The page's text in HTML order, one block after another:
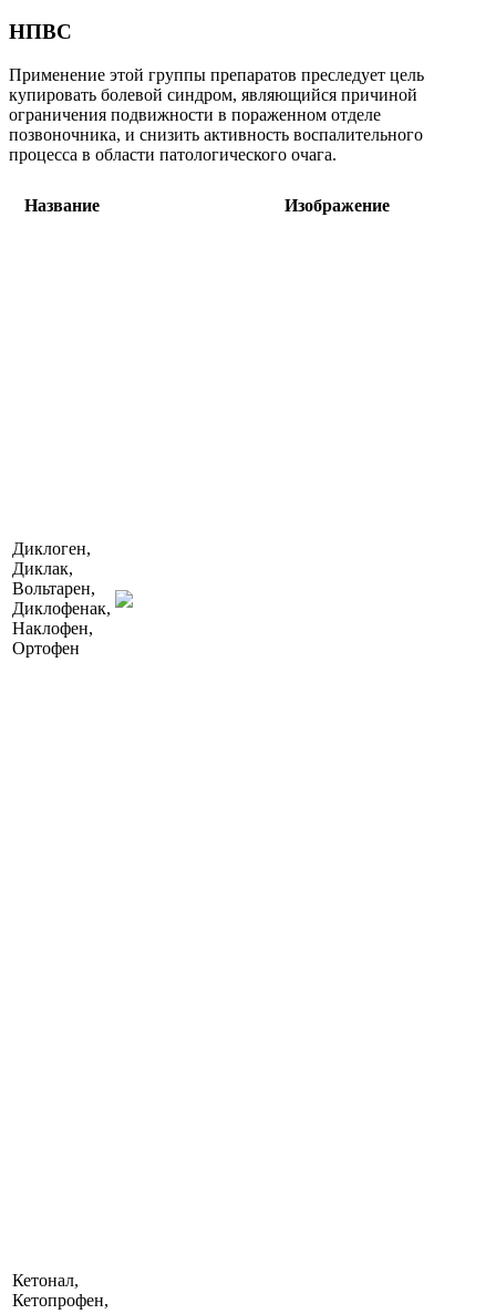
НПВС
Применение этой группы препаратов преследует цель
купировать болевой синдром, являющийся причиной
ограничения подвижности в пораженном отделе
позвоночника, и снизить активность воспалительного
процесса в области патологического очага.
Название Изображение
Диклоген,
Диклак,
Вольтарен,
Диклофенак,
Наклофен,
Ортофен
Кетонал,
Кетопрофен,